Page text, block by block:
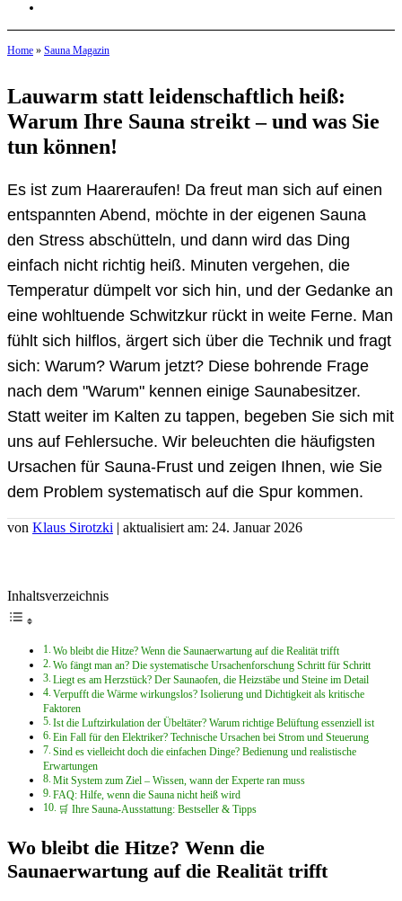
Home » Sauna Magazin
Lauwarm statt leidenschaftlich heiß:
Warum Ihre Sauna streikt – und was Sie
tun können!
Es ist zum Haareraufen! Da freut man sich auf einen
entspannten Abend, möchte in der eigenen Sauna
den Stress abschütteln, und dann wird das Ding
einfach nicht richtig heiß. Minuten vergehen, die
Temperatur dümpelt vor sich hin, und der Gedanke an
eine wohltuende Schwitzkur rückt in weite Ferne. Man
fühlt sich hilflos, ärgert sich über die Technik und fragt
sich: Warum? Warum jetzt? Diese bohrende Frage
nach dem "Warum" kennen einige Saunabesitzer.
Statt weiter im Kalten zu tappen, begeben Sie sich mit
uns auf Fehlersuche. Wir beleuchten die häufigsten
Ursachen für Sauna-Frust und zeigen Ihnen, wie Sie
dem Problem systematisch auf die Spur kommen.
von Klaus Sirotzki | aktualisiert am: 24. Januar 2026
Inhaltsverzeichnis
Wo bleibt die Hitze? Wenn die Saunaerwartung auf die Realität trifft
Wo fängt man an? Die systematische Ursachenforschung Schritt für Schritt
Liegt es am Herzstück? Der Saunaofen, die Heizstäbe und Steine im Detail
Verpufft die Wärme wirkungslos? Isolierung und Dichtigkeit als kritische
Faktoren
Ist die Luftzirkulation der Übeltäter? Warum richtige Belüftung essenziell ist
Ein Fall für den Elektriker? Technische Ursachen bei Strom und Steuerung
Sind es vielleicht doch die einfachen Dinge? Bedienung und realistische
Erwartungen
Mit System zum Ziel – Wissen, wann der Experte ran muss
FAQ: Hilfe, wenn die Sauna nicht heiß wird
🛒 Ihre Sauna-Ausstattung: Bestseller & Tipps
Wo bleibt die Hitze? Wenn die
Saunaerwartung auf die Realität trifft